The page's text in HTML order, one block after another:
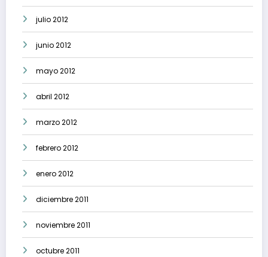
julio 2012
junio 2012
mayo 2012
abril 2012
marzo 2012
febrero 2012
enero 2012
diciembre 2011
noviembre 2011
octubre 2011